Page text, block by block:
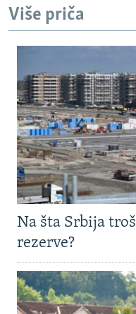
Više priča
Na šta Srbija
rezerve?